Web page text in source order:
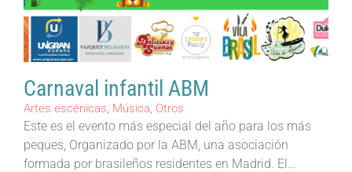
Carnaval infantil ABM
Artes escénicas, Música, Otros
Este es el evento más especial del año para los más
peques, Organizado por la ABM, una asociación
formada por brasileños residentes en Madrid. El…